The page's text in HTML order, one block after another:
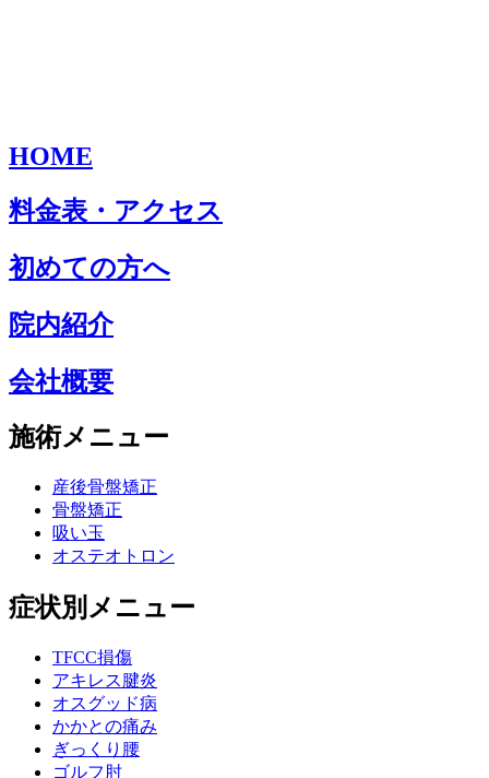
HOME
料金表・アクセス
初めての方へ
院内紹介
会社概要
施術メニュー
産後骨盤矯正
骨盤矯正
吸い玉
オステオトロン
症状別メニュー
TFCC損傷
アキレス腱炎
オスグッド病
かかとの痛み
ぎっくり腰
ゴルフ肘